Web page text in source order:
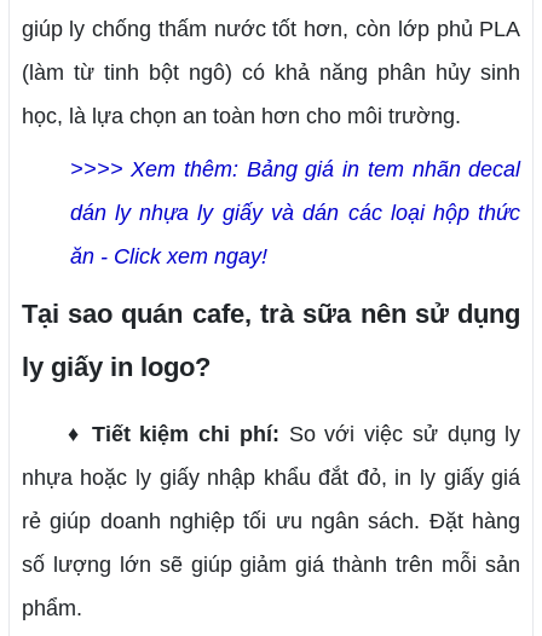
giúp ly chống thấm nước tốt hơn, còn lớp phủ PLA
(làm từ tinh bột ngô) có khả năng phân hủy sinh
học, là lựa chọn an toàn hơn cho môi trường.
>>>> Xem thêm: Bảng giá in tem nhãn decal
dán ly nhựa ly giấy và dán các loại hộp thức
ăn - Click xem ngay!
Tại sao quán cafe, trà sữa nên sử dụng
ly giấy in logo?
♦ Tiết kiệm chi phí: So với việc sử dụng ly
nhựa hoặc ly giấy nhập khẩu đắt đỏ, in ly giấy giá
rẻ giúp doanh nghiệp tối ưu ngân sách. Đặt hàng
số lượng lớn sẽ giúp giảm giá thành trên mỗi sản
phẩm.